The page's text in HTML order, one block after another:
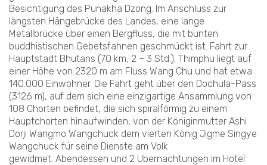
Besichtigung des Punakha Dzong. Im Anschluss zur
längsten Hängebrücke des Landes, eine lange
Metallbrücke über einen Bergfluss, die mit bunten
buddhistischen Gebetsfahnen geschmückt ist. Fahrt zur
Hauptstadt Bhutans (70 km, 2 – 3 Std.). Thimphu liegt auf
einer Höhe von 2320 m am Fluss Wang Chu und hat etwa
140.000 Einwohner. Die Fahrt geht über den Dochula-Pass
(3126 m), auf dem sich eine einzigartige Ansammlung von
108 Chorten befindet, die sich spiralförmig zu einem
Hauptchorten hinaufwinden, von der Königinmutter Ashi
Dorji Wangmo Wangchuck dem vierten König Jigme Singye
Wangchuck für seine Dienste am Volk
gewidmet. Abendessen und 2 Übernachtungen im Hotel